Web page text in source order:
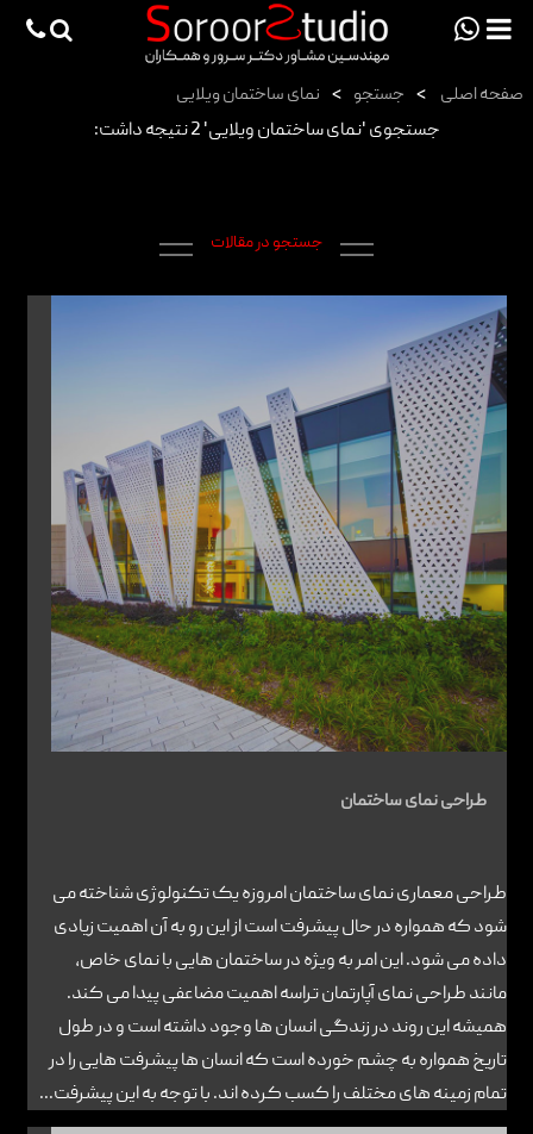
viewportchecker
×
خدمات
ثبت سفارش طراحی آنلاین
طراحی
درباره ما
تماس با ما
صفحه اصلی > جستجو > نمای ساختمان ویلایی
جستجوی 'نمای ساختمان ویلایی' 2 نتیجه داشت:
جستجو در مقالات
طراحی نمای ساختمان
طراحی معماری نمای ساختمان امروزه یک تکنولوژی شناخته می
شود که همواره در حال پیشرفت است از این رو به آن اهمیت زیادی
داده می شود. این امر به ویژه در ساختمان هایی با نمای خاص،
مانند طراحی نمای آپارتمان تراسه اهمیت مضاعفی پیدا می کند.
همیشه این روند در زندگی انسان ها وجود داشته است و در طول
تاریخ همواره به چشم خورده است که انسان ها پیشرفت هایی را در
تمام زمینه های مختلف را کسب کرده اند. با توجه به این پیشرفت...